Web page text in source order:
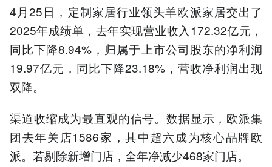
4月25日，定制家居行业领头羊欧派家居交出了
2025年成绩单，去年实现营业收入172.32亿元，
同比下降8.94%，归属于上市公司股东的净利润
19.97亿元，同比下降23.18%，营收净利润出现
双降。
渠道收缩成为最直观的信号。数据显示，欧派集
团去年关店1586家，其中超六成为核心品牌欧
派。若剔除新增门店，全年净减少468家门店。